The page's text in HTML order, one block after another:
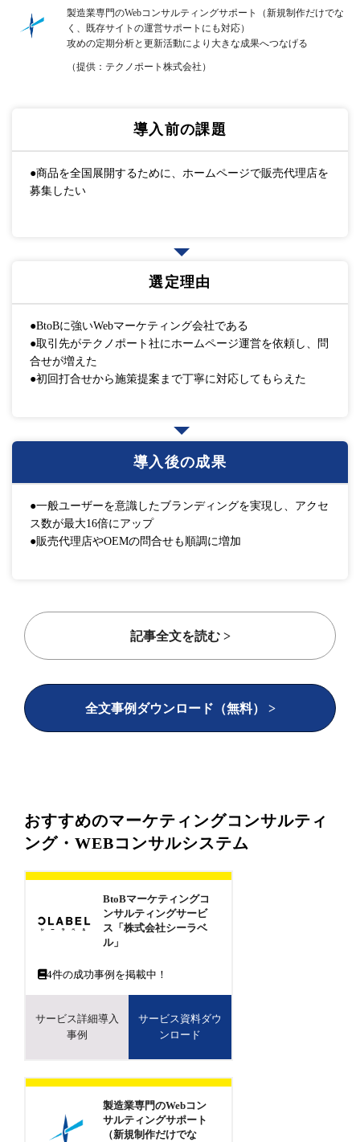
製造業専門のWebコンサルティングサポート（新規制作だけでな
く、既存サイトの運営サポートにも対応）
攻めの定期分析と更新活動により大きな成果へつなげる
（提供：テクノポート株式会社）
導入前の課題
●商品を全国展開するために、ホームページで販売代理店を
募集したい
選定理由
●BtoBに強いWebマーケティング会社である
●取引先がテクノポート社にホームページ運営を依頼し、問
合せが増えた
●初回打合せから施策提案まで丁寧に対応してもらえた
導入後の成果
●一般ユーザーを意識したブランディングを実現し、アクセ
ス数が最大16倍にアップ
●販売代理店やOEMの問合せも順調に増加
記事全文を読む >
全文事例ダウンロード（無料） >
おすすめのマーケティングコンサルティ
ング・WEBコンサルシステム
BtoBマーケティングコ
ンサルティングサービ
ス「株式会社シーラベ
ル」
4件の成功事例を掲載中！
サービス詳細導入
事例
サービス資料ダウ
ンロード
製造業専門のWebコン
サルティングサポート
（新規制作だけでな